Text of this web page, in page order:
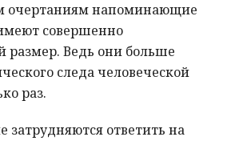
очертаниям напоминающие
совершенно
размер. Ведь они больше
следа человеческой
раз.
затрудняются ответить на